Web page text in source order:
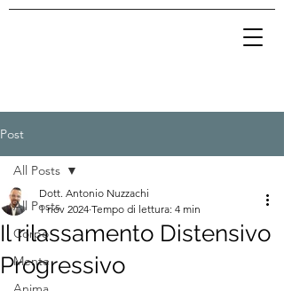
Post
All Posts
Corpo
Mente
All Posts
Il rilassamento Distensivo
Progressivo
Dott. Antonio Nuzzachi
1 nov 2024 Tempo di lettura: 4 min